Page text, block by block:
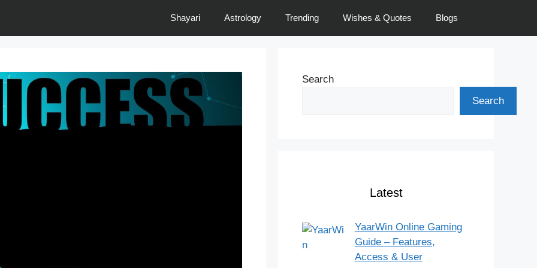
Shayari Astrology Trending Wishes & Quotes Blogs
Search
Search
Latest
YaarWin Online Gaming
Guide – Features,
Access & User